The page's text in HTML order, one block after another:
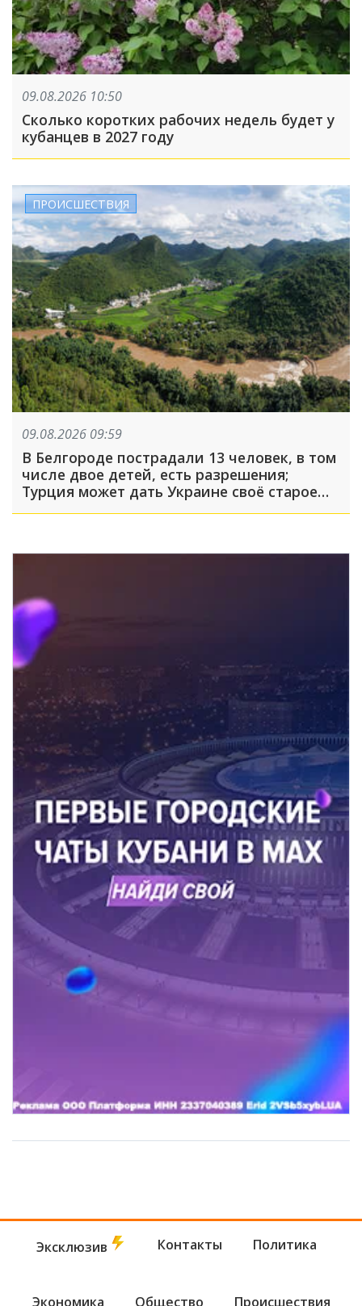
09.08.2026 10:50
Сколько коротких рабочих недель будет у
кубанцев в 2027 году
ПРОИСШЕСТВИЯ
09.08.2026 09:59
В Белгороде пострадали 13 человек, в том
числе двое детей, есть разрешения;
Турция может дать Украине своё старое
оружие: что произошло, пока вы спали
Эксклюзив Контакты Политика
Экономика Общество Происшествия